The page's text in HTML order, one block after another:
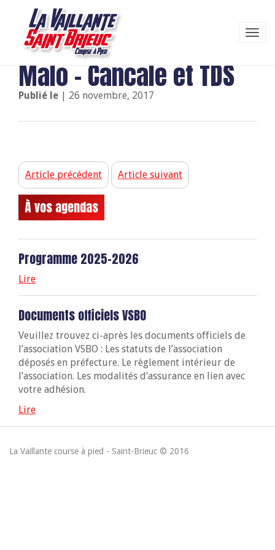
03/09/2017 : Semi St
Malo – Cancale et TDS
Publié le | 26 novembre, 2017
Article précédent Article suivant
À vos agendas
Programme 2025-2026
Lire
Documents officiels VSBO
Veuillez trouvez ci-après les documents officiels de
l’association VSBO : Les statuts de l’association
déposés en préfecture. Le règlement intérieur de
l’association. Les modalités d’assurance en lien avec
votre adhésion.
Lire
La Vaillante course à pied - Saint-Brieuc © 2016